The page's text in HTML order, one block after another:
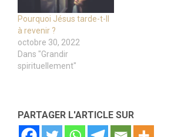
Pourquoi Jésus tarde-t-Il
à revenir ?
octobre 30, 2022
Dans "Grandir
spirituellement"
PARTAGER L'ARTICLE SUR